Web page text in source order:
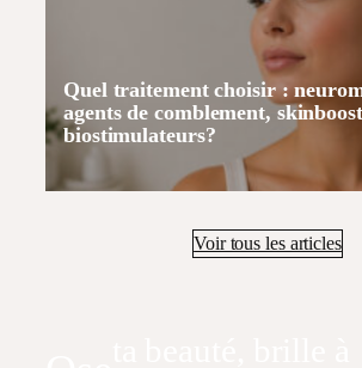
Quel traitement choisir :
agents de comblement,
biostimulateurs?
Voir tous les articles